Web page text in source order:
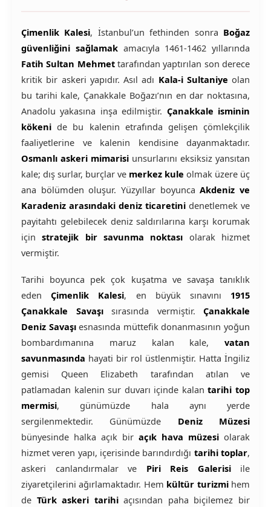
Çimenlik Kalesi, İstanbul’un fethinden sonra Boğaz
güvenliğini sağlamakamacıyla 1461-1462 yıllarında
Fatih Sultan Mehmettarafından yaptırılan son derece
kritik bir askeri yapıdır. Asıl adı Kala-i Sultaniye olan
bu tarihi kale, Çanakkale Boğazı’nın en dar noktasına,
Anadolu yakasına inşa edilmiştir. Çanakkale isminin
kökeni de bu kalenin etrafında gelişen çömlekçilik
faaliyetlerine ve kalenin kendisine dayanmaktadır.
Osmanlı askeri mimarisi unsurlarını eksiksiz yansıtan
kale; dış surlar, burçlar ve merkez kule olmak üzere üç
ana bölümden oluşur. Yüzyıllar boyuncaAkdeniz ve
Karadeniz arasındaki deniz ticaretini denetlemek ve
payitahtı gelebilecek deniz saldırılarına karşı korumak
içinstratejik bir savunma noktası olarak hizmet
vermiştir.
Tarihi boyunca pek çok kuşatma ve savaşa tanıklık
edenÇimenlik Kalesi, en büyük sınavını 1915
Çanakkale Savaşısırasında vermiştir. Çanakkale
Deniz Savaşıesnasında müttefik donanmasının yoğun
bombardımanına maruz kalan kale, vatan
savunmasında hayati bir rol üstlenmiştir. Hatta İngiliz
gemisi Queen Elizabeth tarafından atılan ve
patlamadan kalenin sur duvarı içinde kalantarihi top
mermisi, günümüzde hala aynı yerde
sergilenmektedir. Günümüzde Deniz Müzesi
bünyesinde halka açık bir açık hava müzesi olarak
hizmet veren yapı, içerisinde barındırdığı tarihi toplar,
askeri canlandırmalar ve Piri Reis Galerisiile
ziyaretçilerini ağırlamaktadır. Hem kültür turizmihem
de Türk askeri tarihiaçısından paha biçilemez bir